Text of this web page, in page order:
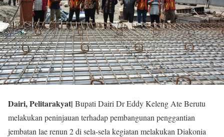
Dairi, Pelitarakyat| Bupati Dairi Dr Eddy Keleng Ate Berutu
melakukan peninjauan terhadap pembangunan penggantian
jembatan lae renun 2 di sela-sela kegiatan melakukan Diakonia